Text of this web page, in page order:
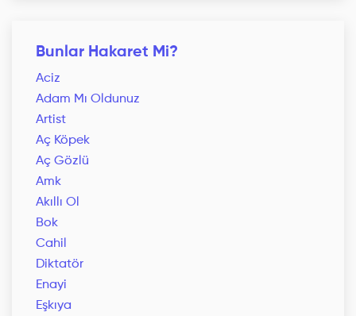
Bunlar Hakaret Mi?
Aciz
Adam Mı Oldunuz
Artist
Aç Köpek
Aç Gözlü
Amk
Akıllı Ol
Bok
Cahil
Diktatör
Enayi
Eşkıya